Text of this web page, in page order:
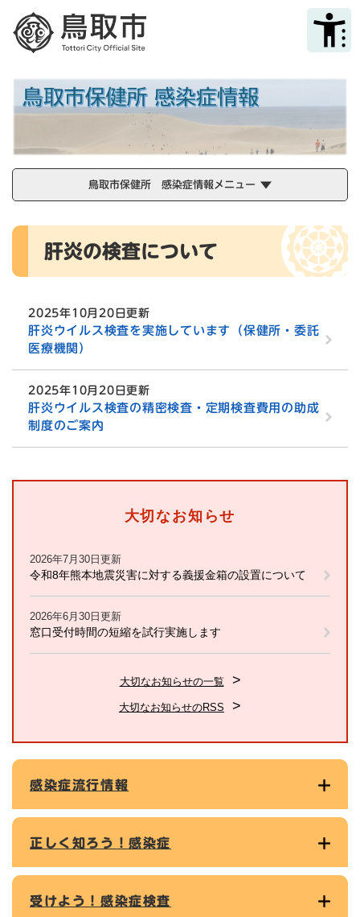
メニューを飛ばして本文へ
鳥取市保健所 感染症情報メニュー
本
肝炎の検査について
2025年10月20日更新
肝炎ウイルス検査を実施しています（保健所・委託
医療機関）
2025年10月20日更新
肝炎ウイルス検査の精密検査・定期検査費用の助成
制度のご案内
大切なお知らせ
2026年7月30日更新
令和8年熊本地震災害に対する義援金箱の設置について
2026年6月30日更新
窓口受付時間の短縮を試行実施します
大切なお知らせの一覧
大切なお知らせのRSS
感染症流行情報
正しく知ろう！感染症
受けよう！感染症検査